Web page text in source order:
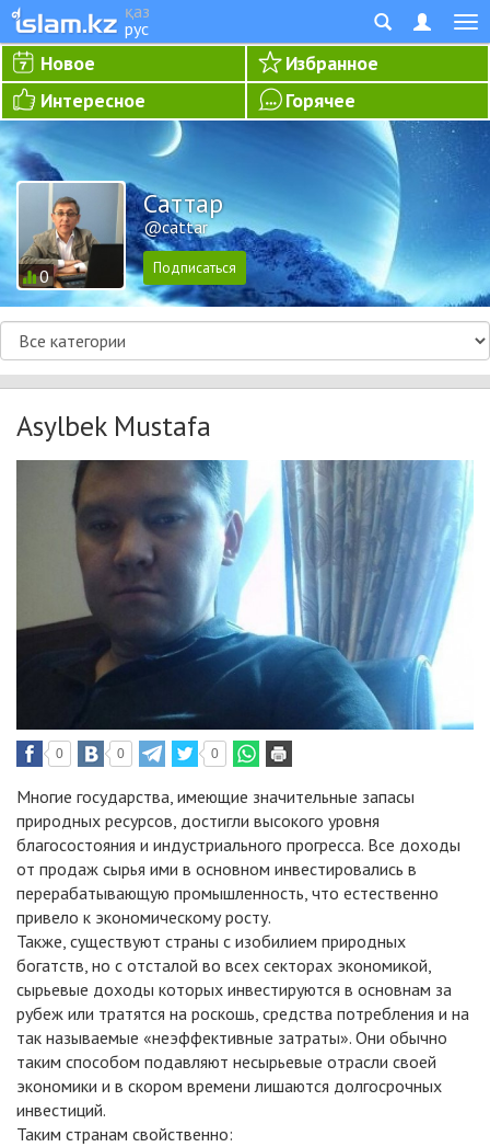
қаз
рус
Новое
Избранное
Интересное
Горячее
0
Cаттар
@cattar
Asylbek Mustafa
0 0 0
Многие государства, имеющие значительные запасы
природных ресурсов, достигли высокого уровня
благосостояния и индустриального прогресса. Все доходы
от продаж сырья ими в основном инвестировались в
перерабатывающую промышленность, что естественно
привело к экономическому росту.
Также, существуют страны с изобилием природных
богатств, но с отсталой во всех секторах экономикой,
сырьевые доходы которых инвестируются в основнам за
рубеж или тратятся на роскошь, средства потребления и на
так называемые «неэффективные затраты». Они обычно
таким способом подавляют несырьевые отрасли своей
экономики и в скором времени лишаются долгосрочных
инвестиций.
Таким странам свойственно: